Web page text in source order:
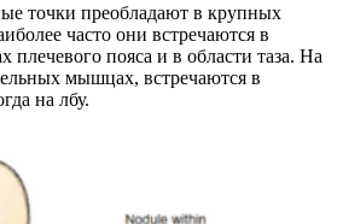
точки преобладают в крупных
часто они встречаются в
пояса и в области таза. На
мышцах, встречаются в
на лбу.